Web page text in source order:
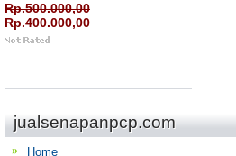
Rp.500.000,00
Rp.400.000,00
jualsenapanpcp.com
Home